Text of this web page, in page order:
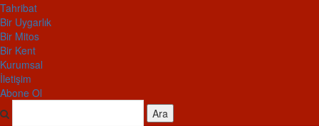
Tahribat
Bir Uygarlık
Bir Mitos
Bir Kent
Kurumsal
İletişim
Abone Ol
Ara